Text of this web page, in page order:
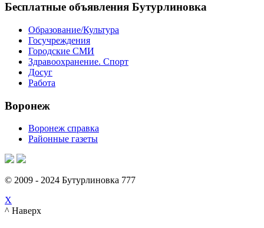
Бесплатные объявления Бутурлиновка
Образование/Культура
Госучреждения
Городские СМИ
Здравоохранение. Спорт
Досуг
Работа
Воронеж
Воронеж справка
Районные газеты
© 2009 - 2024 Бутурлиновка 777
X
^ Наверх